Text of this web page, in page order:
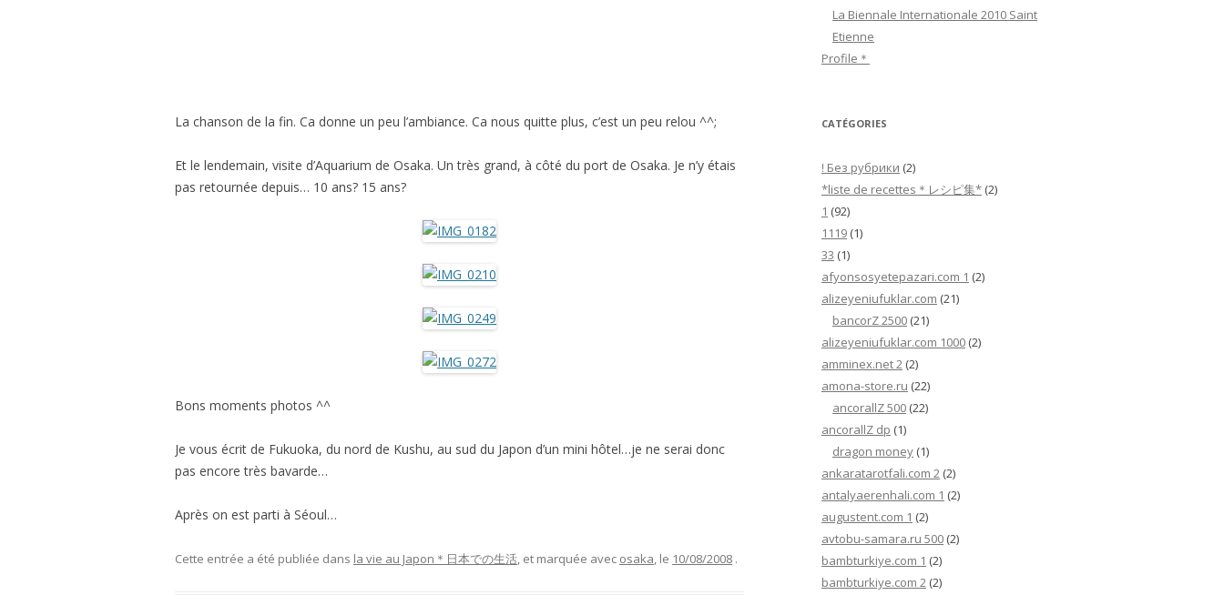
La chanson de la fin. Ca donne un peu l’ambiance. Ca nous quitte plus, c’est un peu relou ^^;
Et le lendemain, visite d’Aquarium de Osaka. Un très grand, à côté du port de Osaka. Je n’y étais
pas retournée depuis… 10 ans? 15 ans?
Bons moments photos ^^
Je vous écrit de Fukuoka, du nord de Kushu, au sud du Japon d’un mini hôtel…je ne serai donc
pas encore très bavarde…
Après on est parti à Séoul…
Cette entrée a été publiée dans la vie au Japon＊日本での生活, et marquée avec osaka, le 10/08/2008 .
r
La Biennale Internationale 2010 Saint
Etienne
Profile＊
CATÉGORIES
! Без рубрики (2)
*liste de recettes＊レシピ集* (2)
1 (92)
1119 (1)
33 (1)
afyonsosyetepazari.com 1 (2)
alizeyeniufuklar.com (21)
bancorZ 2500 (21)
alizeyeniufuklar.com 1000 (2)
amminex.net 2 (2)
amona-store.ru (22)
ancorallZ 500 (22)
ancorallZ dp (1)
dragon money (1)
ankaratarotfali.com 2 (2)
antalyaerenhali.com 1 (2)
augustent.com 1 (2)
avtobu-samara.ru 500 (2)
bambturkiye.com 1 (2)
bambturkiye.com 2 (2)